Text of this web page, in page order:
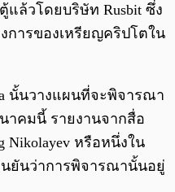
แล้วโดยบริษัท Rusbit ซึ่ง
การของเหรียญคริปโตใน
นั้นวางแผนที่จะพิจารณา
าคมนี้ รายงานจากสื่อ
Nikolayev หรือหนึ่งใน
นยันว่าการพิจารณานั้นอยู่